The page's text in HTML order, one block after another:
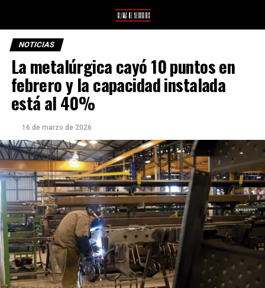
NOTICIAS
La metalúrgica cayó 10 puntos en
febrero y la capacidad instalada
está al 40%
16 de marzo de 2026